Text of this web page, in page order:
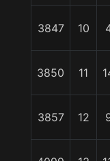
3847 10
3850 11
3857 12